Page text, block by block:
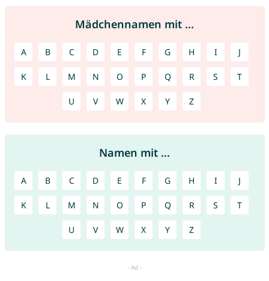
Mädchennamen mit ...
A B C D E F G H I J
K L M N O P Q R S T
U V W X Y Z
Namen mit ...
A B C D E F G H I J
K L M N O P Q R S T
U V W X Y Z